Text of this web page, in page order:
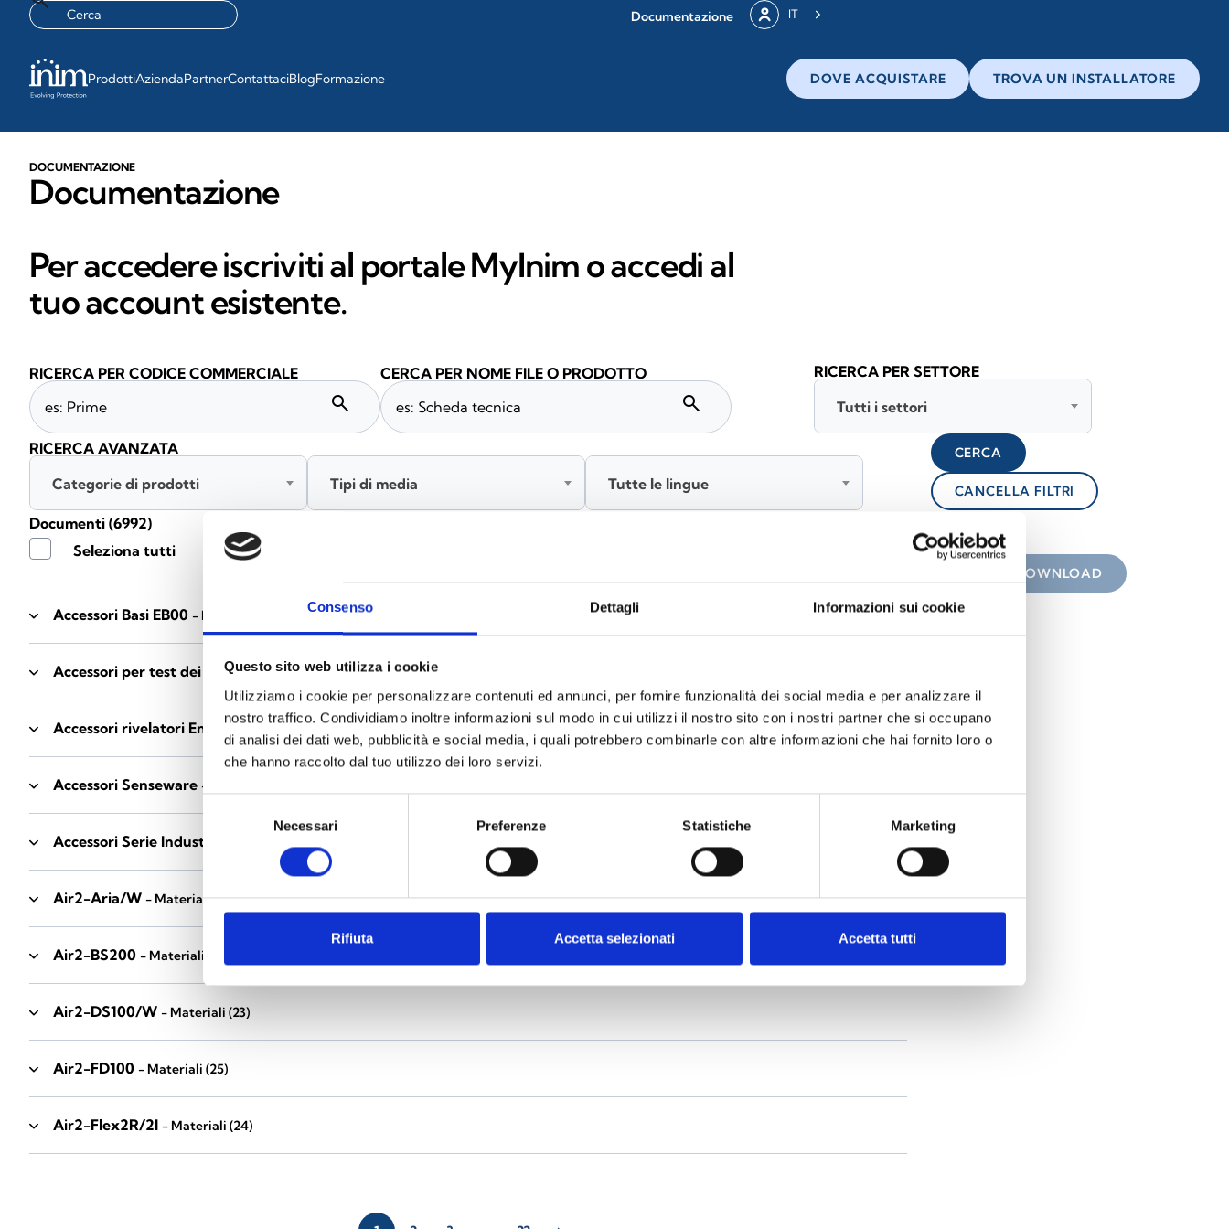
Consenso Dettagli Informazioni sui cookie
Questo sito web utilizza i cookie
Utilizziamo i cookie per personalizzare contenuti ed annunci, per fornire funzionalità dei social media e per analizzare il
nostro traffico. Condividiamo inoltre informazioni sul modo in cui utilizzi il nostro sito con i nostri partner che si occupano
di analisi dei dati web, pubblicità e social media, i quali potrebbero combinarle con altre informazioni che hai fornito loro o
che hanno raccolto dal tuo utilizzo dei loro servizi.
consenso
Necessari Preferenze Statistiche Marketing
Rifiuta Accetta selezionati Accetta tutti
Documentazione IT
ProdottiAziendaPartnerContattaciBlogFormazione DOVE ACQUISTARE TROVA UN INSTALLATORE
DOCUMENTAZIONE
Documentazione
Per accedere iscriviti al portale MyInim o accedi al
tuo account esistente.
Accessori Basi EB00 - Materiali
Accessori per test dei rivelatori - Materiali(6)
Accessori rivelatori Enea - Materiali(35)
Accessori Senseware - Materiali
Accessori Serie Industrial
Air2-Aria/W - Materiali(23)
Air2-BS200 - Materiali
Air2-DS100/W - Materiali (23)
Air2-FD100 - Materiali (25)
Air2-Flex2R/2I - Materiali (24)
Documenti (6992)
Seleziona tutti
DOWNLOAD
RICERCA PER CODICE COMMERCIALE
search
CERCA PER NOME FILE O PRODOTTO
search
RICERCA PER SETTORE
Tutti i settori
RICERCA AVANZATA
Categorie di prodotti
Tipi di media Tutte le lingue
CERCA
CANCELLA FILTRI